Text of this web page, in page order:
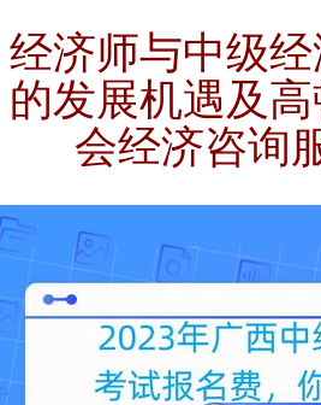
经济师与中级
的发展机遇及
会经济咨询